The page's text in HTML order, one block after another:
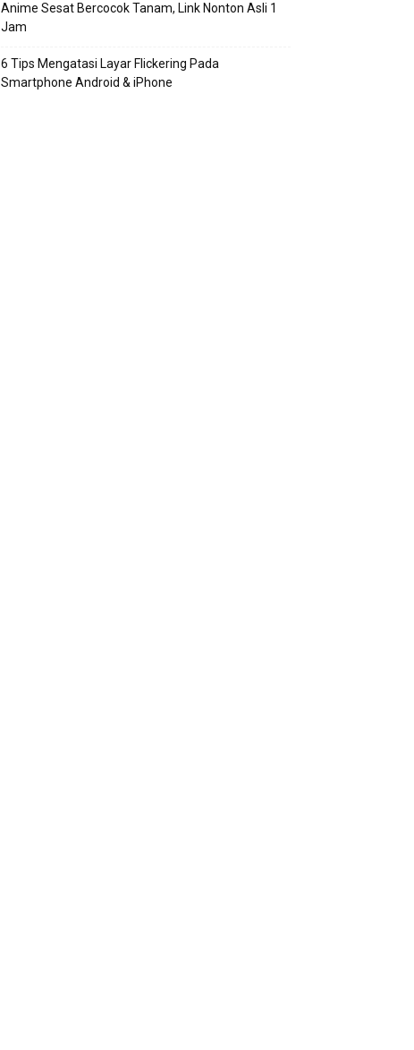
Anime Sesat Bercocok Tanam, Link Nonton Asli 1
Jam
6 Tips Mengatasi Layar Flickering Pada
Smartphone Android & iPhone